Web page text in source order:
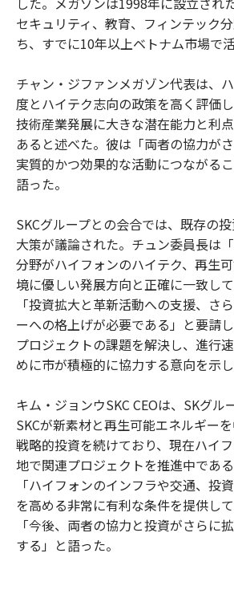
セキュリティ、教育、フィンテック
ち、すでに10年以上ベトナム市場で
チャン・ジファンメガゾン代表は、
度とハイテク志向の政策を高く評価
技術産業発展に大きな潜在能力と利
あると述べた。彼は「両者の協力が
実質的かつ効果的な活動につながる
語った。
SKCグループとの会合では、既存の
大策が議論された。チュン委員長は
分野がハイフォンのハイテク、再生
境に優しい発展方向と正確に一致し
「投資拡大と革新活動への支援、さ
ーへの格上げが必要である」と要請
プロジェクトの課題を解決し、進行
めに市が積極的に協力する意向を示し
キム・ジョンウSKC CEOは、SKグル
SKCが新素材と再生可能エネルギー
戦略的投資を続けており、現在ハイ
地で関連プロジェクトを推進中であ
「ハイフォンのインフラや交通、投
を高める非常に有利な条件を提供して
「今後、両者の協力と投資がさらに
する」と語った。